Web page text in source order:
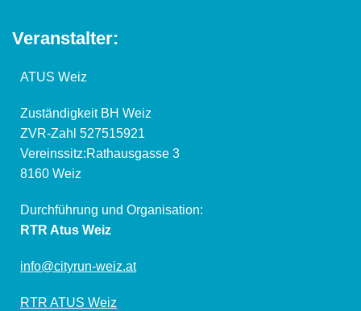
Veranstalter:
ATUS Weiz
Zuständigkeit BH Weiz
ZVR-Zahl 527515921
Vereinssitz:Rathausgasse 3
8160 Weiz
Durchführung und Organisation:
RTR Atus Weiz
info@cityrun-weiz.at
RTR ATUS Weiz